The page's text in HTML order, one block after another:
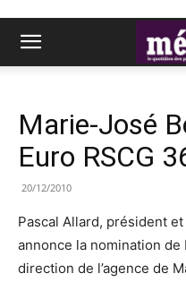
Marie-José
Euro RSCG
20/12/2010
Pascal Allard, président et
annonce la nomination
direction de l’agence de